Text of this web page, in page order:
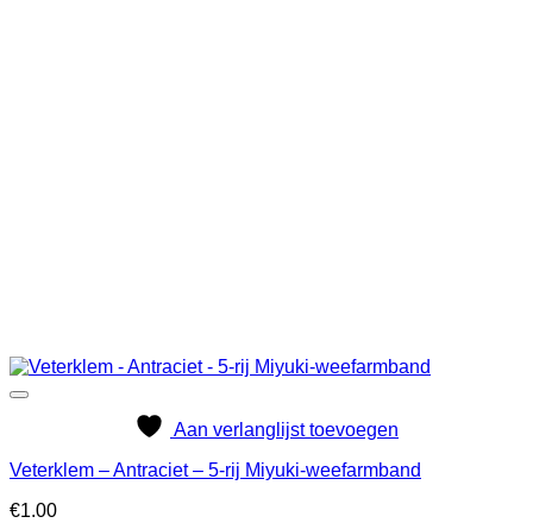
Aan verlanglijst toevoegen
Veterklem – Antraciet – 5-rij Miyuki-weefarmband
€1.00